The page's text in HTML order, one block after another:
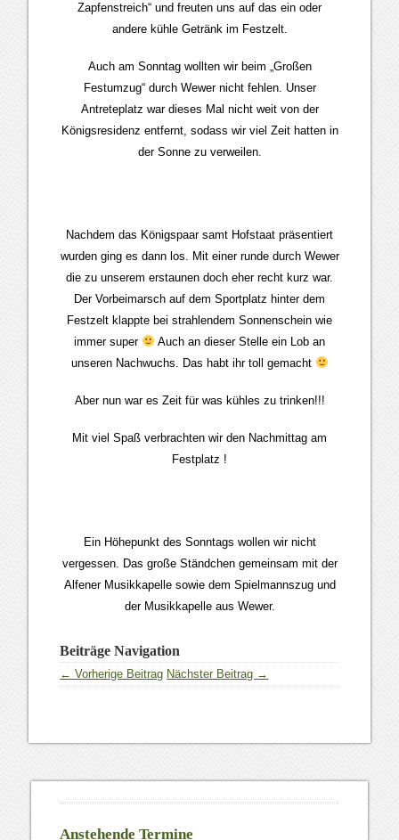
Zapfenstreich“ und freuten uns auf das ein oder
andere kühle Getränk im Festzelt.
Auch am Sonntag wollten wir beim „Großen
Festumzug“ durch Wewer nicht fehlen. Unser
Antreteplatz war dieses Mal nicht weit von der
Königsresidenz entfernt, sodass wir viel Zeit hatten in
der Sonne zu verweilen.
Nachdem das Königspaar samt Hofstaat präsentiert
wurden ging es dann los. Mit einer runde durch Wewer
die zu unserem erstaunen doch eher recht kurz war.
Der Vorbeimarsch auf dem Sportplatz hinter dem
Festzelt klappte bei strahlendem Sonnenschein wie
immer super
Auch an dieser Stelle ein Lob an
unseren Nachwuchs. Das habt ihr toll gemacht
Aber nun war es Zeit für was kühles zu trinken!!!
Mit viel Spaß verbrachten wir den Nachmittag am
Festplatz !
Ein Höhepunkt des Sonntags wollen wir nicht
vergessen. Das große Ständchen gemeinsam mit der
Alfener Musikkapelle sowie dem Spielmannszug und
der Musikkapelle aus Wewer.
Beiträge Navigation
← Vorherige Beitrag Nächster Beitrag →
Anstehende Termine